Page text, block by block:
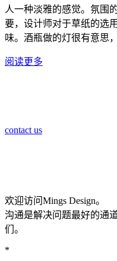
人一种淡雅的感觉。氛围
要，设计师对于草纸的选
味。酒瓶做的灯很有意思
阅读更多
contact us
欢迎访问Mings Design。
沟通是解决问题最好的通
们。
*